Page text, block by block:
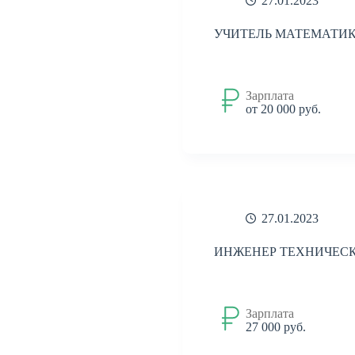
УЧИТЕЛЬ
Зарплата
от 20 000 руб.
27.01.2023
ИНЖЕНЕР
Зарплата
27 000 руб.